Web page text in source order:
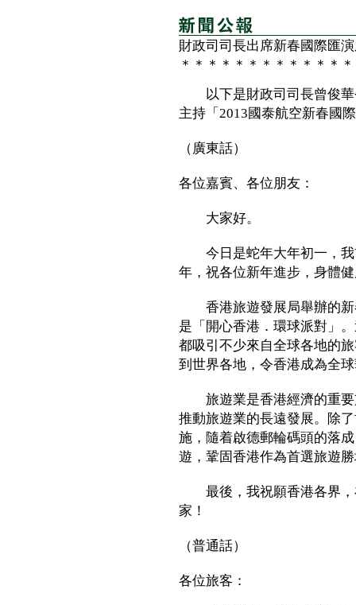
財政司司長出席新春國際匯
＊＊＊＊＊＊＊＊＊＊＊＊
以下是財政司司長曾俊華
主持「2013國泰航空新春國
（廣東話）
各位嘉賓、各位朋友：
大家好。
今日是蛇年大年初一，我
年，祝各位新年進步，身體
香港旅遊發展局舉辦的新
是「開心香港．環球派對」
都吸引不少來自全球各地的
到世界各地，令香港成為全
旅遊業是香港經濟的重要
推動旅遊業的長遠發展。除
施，隨着啟德郵輪碼頭的落
遊，鞏固香港作為首選旅遊
最後，我祝願香港各界，
家！
（普通話）
各位旅客：